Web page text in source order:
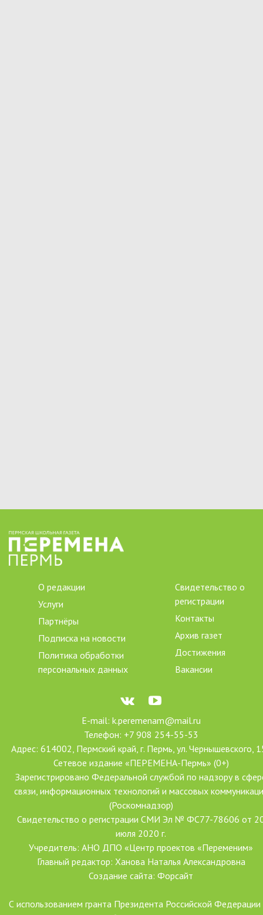
О редакции
Услуги
Партнёры
Подписка на новости
Политика обработки
персональных данных
Свидетельство о
регистрации
Контакты
Архив газет
Достижения
Вакансии
E-mail: k.peremenam@mail.ru
Телефон: +7 908 254-55-53
Адрес: 614002, Пермский край, г. Пермь, ул. Чернышевского,
Сетевое издание «ПЕРЕМЕНА-Пермь» (0+)
Зарегистрировано Федеральной службой по надзору в
связи, информационных технологий и массовых
(Роскомнадзор)
Свидетельство о регистрации СМИ Эл № ФС77-78606 от
июля 2020 г.
Учредитель: АНО ДПО «Центр проектов «Переменим»
Главный редактор: Ханова Наталья Александровна
Создание сайта: Форсайт
С использованием гранта Президента Российской Федерации